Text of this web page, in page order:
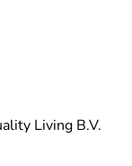
Living B.V.